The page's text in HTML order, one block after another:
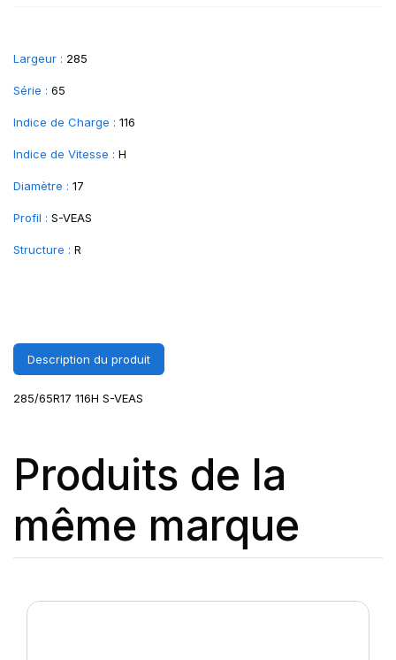
Largeur : 285
Série : 65
Indice de Charge : 116
Indice de Vitesse : H
Diamètre : 17
Profil : S-VEAS
Structure : R
Description du produit
285/65R17 116H S-VEAS
Produits de la
même marque